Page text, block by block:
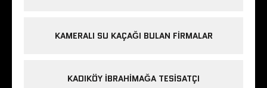
KAMERALI SU KAÇAĞI BULAN FIRMALAR
KADIKÖY IBRAHIMAĞA TESISATÇI